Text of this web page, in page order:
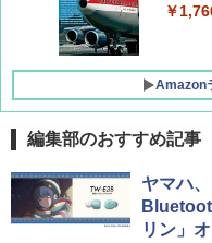
￥
Amazon
D40
力的
￥
[キャ
プテ
ッと
ッシ
ラソ
防水
き
編集部のおすすめ記事
ヤマハ
リン」